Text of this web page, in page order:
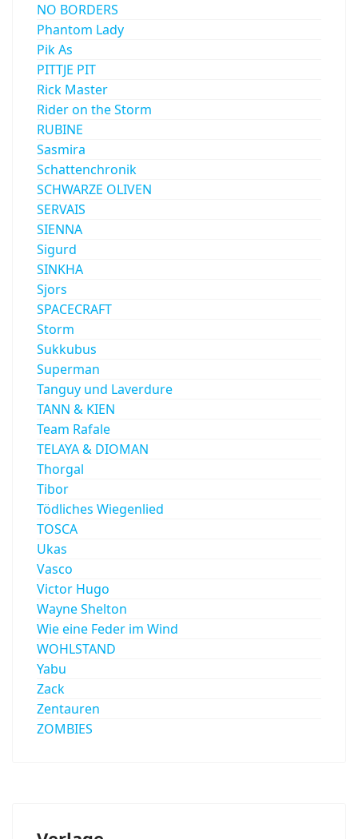
NO BORDERS
Phantom Lady
Pik As
PITTJE PIT
Rick Master
Rider on the Storm
RUBINE
Sasmira
Schattenchronik
SCHWARZE OLIVEN
SERVAIS
SIENNA
Sigurd
SINKHA
Sjors
SPACECRAFT
Storm
Sukkubus
Superman
Tanguy und Laverdure
TANN & KIEN
Team Rafale
TELAYA & DIOMAN
Thorgal
Tibor
Tödliches Wiegenlied
TOSCA
Ukas
Vasco
Victor Hugo
Wayne Shelton
Wie eine Feder im Wind
WOHLSTAND
Yabu
Zack
Zentauren
ZOMBIES